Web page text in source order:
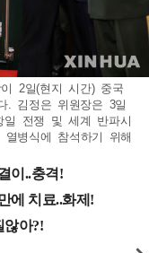
2일(현지 시간) 중국
. 김정은 위원장은 3일
일 전쟁 및 세계 반파시
병식에 참석하기 위해